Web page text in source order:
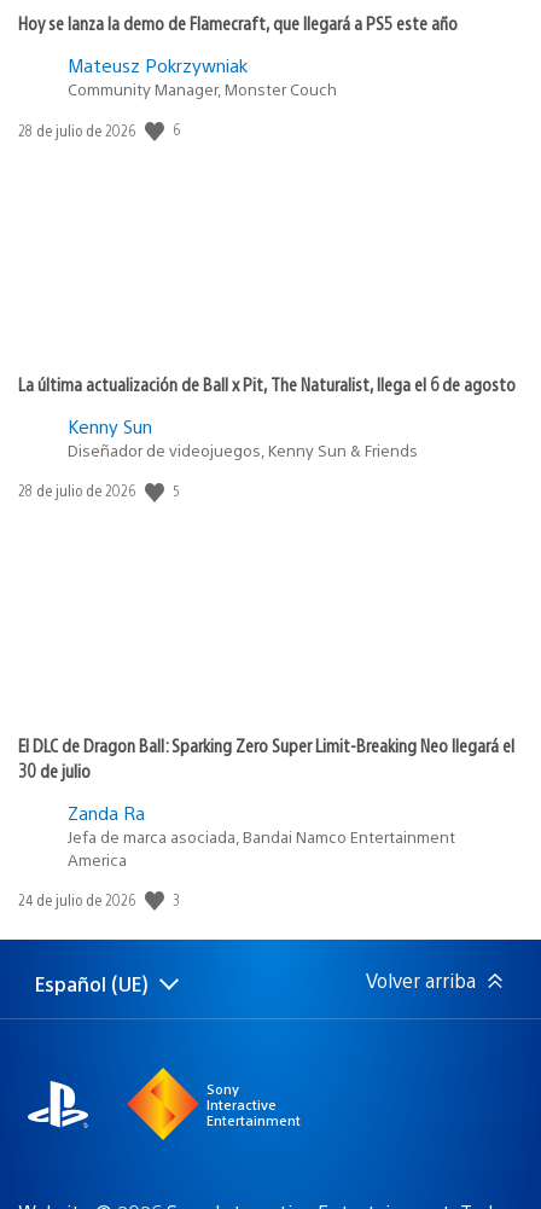
Hoy se lanza la demo de Flamecraft, que llegará a PS5 este año
Mateusz Pokrzywniak
Community Manager, Monster Couch
Fecha
28 de julio de 2026 6
La última actualización de Ball x Pit, The Naturalist, llega el 6 de agosto
Kenny Sun
Diseñador de videojuegos, Kenny Sun & Friends
Fecha
28 de julio de 2026 5
El DLC de Dragon Ball: Sparking Zero Super Limit-Breaking Neo llegará el
30 de julio
Zanda Ra
Jefa de marca asociada, Bandai Namco Entertainment
America
Fecha
publicación:
24 de julio de 2026 3
Selecciona
una
Región
actual:
Español (UE) Volver arriba
Sony
Interactive
Entertainment